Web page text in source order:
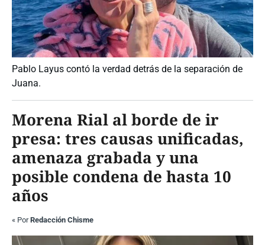
Pablo Layus contó la verdad detrás de la separación de
Juana.
Morena Rial al borde de ir
presa: tres causas unificadas,
amenaza grabada y una
posible condena de hasta 10
años
« PorRedacción Chisme